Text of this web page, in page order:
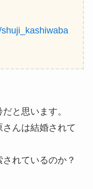
と思います。
んは結婚されて
れているのか？